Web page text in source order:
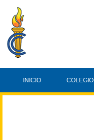
INICIO COLEGIO